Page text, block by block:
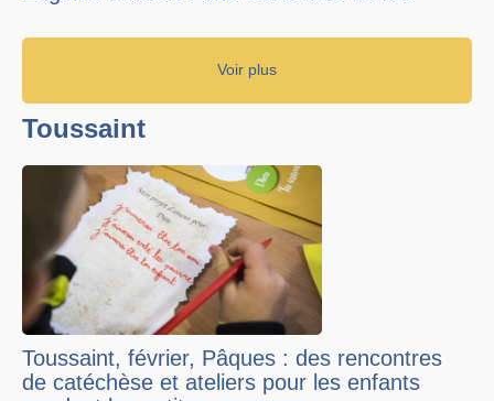
Voir plus
Toussaint
Toussaint, février, Pâques : des rencontres
de catéchèse et ateliers pour les enfants